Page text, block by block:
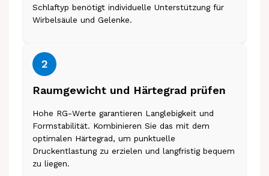
Schlaftyp benötigt individuelle Unterstützung für
Wirbelsäule und Gelenke.
2
Raumgewicht und Härtegrad prüfen
Hohe RG-Werte garantieren Langlebigkeit und
Formstabilität. Kombinieren Sie das mit dem
optimalen Härtegrad, um punktuelle
Druckentlastung zu erzielen und langfristig bequem
zu liegen.